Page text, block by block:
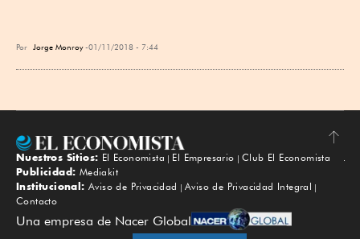
Por Jorge Monroy 01/11/2018 - 7:44
Subir
Nuestros Sitios: El Economista El Empresario
Club El Economista
Publicidad: Mediakit
Institucional: Aviso de Privacidad
Aviso de Privacidad Integral
Contacto
Una empresa de Nacer Global